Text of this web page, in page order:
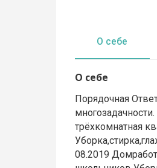
О себе
О себе
Порядочная
трёхкомнатная
08.2019